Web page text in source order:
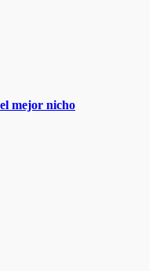
mejor nicho